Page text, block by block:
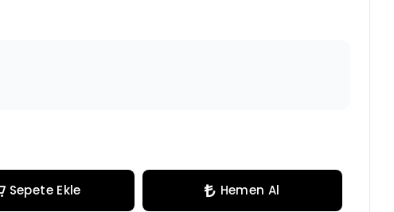
Sepete Ekle Hemen Al